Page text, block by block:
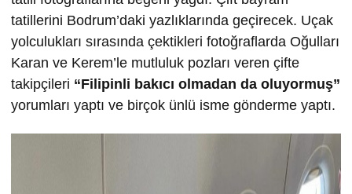
tatillerini Bodrum’daki yazlıklarında geçirecek. Uçak
yolculukları sırasında çektikleri fotoğraflarda Oğulları
Karan ve Kerem’le mutluluk pozları veren çifte
takipçileri “Filipinli bakıcı olmadan da oluyormuş”
yorumları yaptı ve birçok ünlü isme gönderme yaptı.